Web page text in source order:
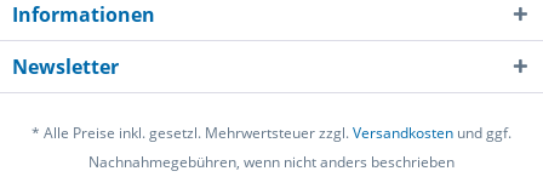
Informationen
Newsletter
* Alle Preise inkl. gesetzl. Mehrwertsteuer zzgl.Versandkosten und ggf.
Nachnahmegebühren, wenn nicht anders beschrieben